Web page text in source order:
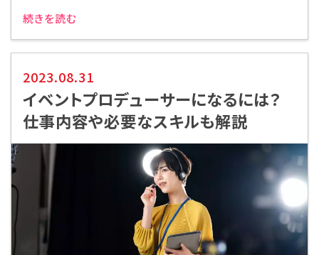
続きを読む
2023.08.31
イベントプロデューサーになるには？
仕事内容や必要なスキルも解説